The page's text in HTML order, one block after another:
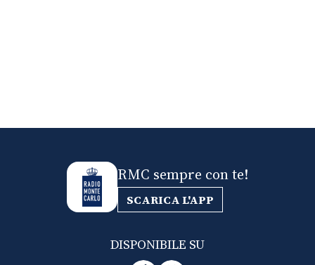
RMC sempre con te!
SCARICA L'APP
DISPONIBILE SU